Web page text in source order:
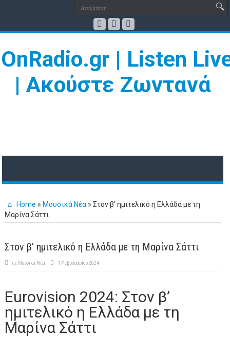
Home » Μουσικά Νέα » Στον β’ ημιτελικό η Ελλάδα με τη
Μαρίνα Σάττι
Στον β’ ημιτελικό η Ελλάδα με τη Μαρίνα Σάττι
σε Μουσικά Νέα 1 Φεβρουαρίου 2024
Eurovision 2024: Στον β’
ημιτελικό η Ελλάδα με τη
Μαρίνα Σάττι